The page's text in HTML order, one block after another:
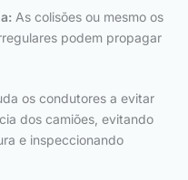
As colisões ou mesmo os
podem propagar
os condutores a evitar
dos camiões, evitando
e inspeccionando